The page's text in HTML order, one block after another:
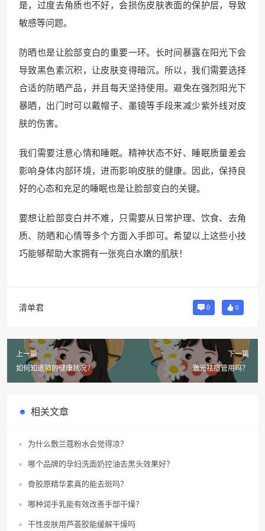
是，过度去角质也不好，会损伤皮肤表面的保护层，导致
敏感等问题。
防晒也是让脸部变白的重要一环。长时间暴露在阳光下会
导致黑色素沉积，让皮肤变得暗沉。所以，我们需要选择
合适的防晒产品，并且每天坚持使用。避免在强烈阳光下
暴晒，出门时可以戴帽子、墨镜等手段来减少紫外线对皮
肤的伤害。
我们需要注意心情和睡眠。精神状态不好、睡眠质量差会
影响身体内部环境，进而影响皮肤的健康。因此，保持良
好的心态和充足的睡眠也是让脸部变白的关键。
要想让脸部变白并不难，只需要从日常护理、饮食、去角
质、防晒和心情等多个方面入手即可。希望以上这些小技
巧能够帮助大家拥有一张亮白水嫩的肌肤！
清单君 0 0
上一篇
如何知道肺的健康状况？
下一篇
激光祛痘管用吗？
相关文章
为什么敷兰蔻粉水会觉得凉？
哪个品牌的孕妇洗面奶控油去黑头效果好？
骨胶原精华素真的能去斑吗？
哪种润手乳能有效改善手部干燥？
干性皮肤用芦荟胶能缓解干燥吗